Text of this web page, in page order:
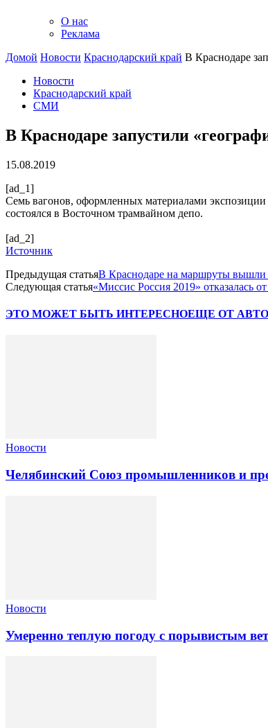
О нас
Реклама
Домой Новости Краснодарский край В Краснодаре
Новости
Краснодарский край
СМИ
В Краснодаре запустили
15.08.2019
[ad_1]
Семь вагонов, оформленных материалами
состоялся в Восточном трамвайном депо.
[ad_2]
Источник
Предыдущая статьяВ Краснодаре на маршруты вышли
Следующая статья«Миссис Россия 2019» отказалась
ЭТО МОЖЕТ БЫТЬ ИНТЕРЕСНОЕЩЕ ОТ
Новости
Челябинский Союз промышленников и
Новости
Умеренно теплую погоду с порывистым